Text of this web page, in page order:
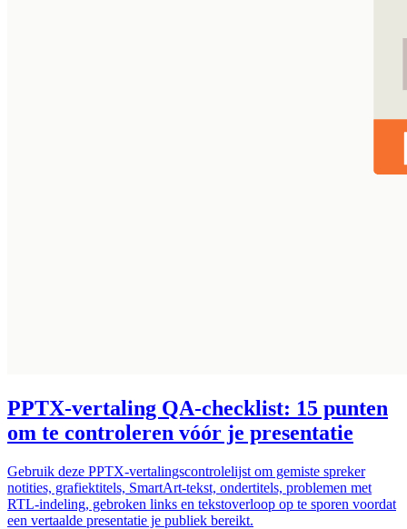
PPTX-vertaling QA-checklist: 15 punten
om te controleren vóór je presentatie
Gebruik deze PPTX-vertalingscontrolelijst om gemiste spreker
notities, grafiektitels, SmartArt-tekst, ondertitels, problemen met
RTL-indeling, gebroken links en tekstoverloop op te sporen voordat
een vertaalde presentatie je publiek bereikt.